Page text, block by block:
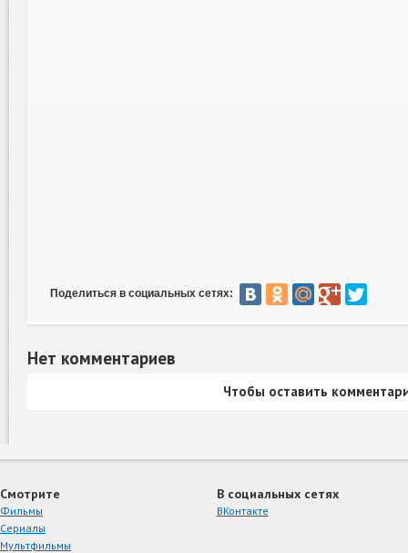
Поделиться в социальных сетях:
Нет комментариев
Чтобы оставить
Смотрите
Фильмы
Сериалы
Мультфильмы
В социальных сетях
ВКонтакте